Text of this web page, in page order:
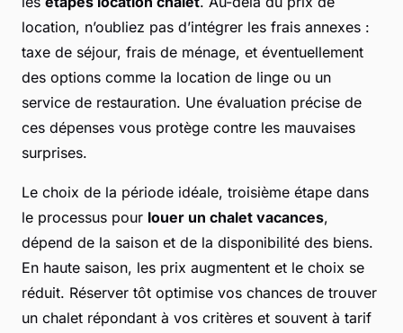
location, n’oubliez pas d’intégrer les frais annexes :
taxe de séjour, frais de ménage, et éventuellement
des options comme la location de linge ou un
service de restauration. Une évaluation précise de
ces dépenses vous protège contre les mauvaises
surprises.
Le choix de la période idéale, troisième étape dans
le processus pour louer un chalet vacances,
dépend de la saison et de la disponibilité des biens.
En haute saison, les prix augmentent et le choix se
réduit. Réserver tôt optimise vos chances de trouver
un chalet répondant à vos critères et souvent à tarif